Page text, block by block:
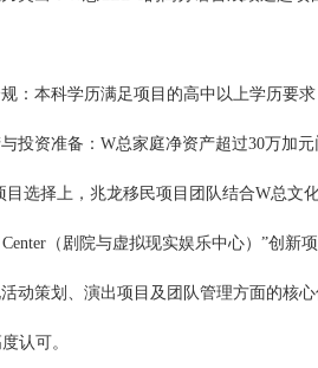
：本科学历满足项目的高中以上学历要求
投资准备：W总家庭净资产超过30万加
目选择上，兆龙移民项目团队结合W总文
Center（剧院与虚拟现实娱乐中心）”创
动策划、演出项目及团队管理方面的核
认可。